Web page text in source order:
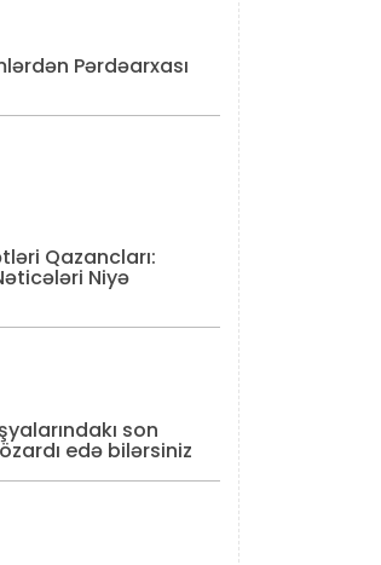
Pərdəarxası
Qazancları:
Niyə
son
edə bilərsiniz